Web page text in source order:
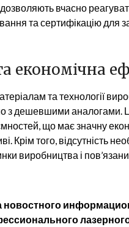
вчасно
та сертифікацію для
економічна
та технології
з дешевшими аналогами.
що має значну
Крім того, відсутність
виробництва і
новостного